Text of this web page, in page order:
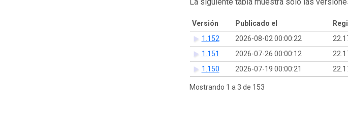
Versión Publicado el
1.152
2026-08-02 00:00:22
1.151
2026-07-26 00:00:12
1.150
2026-07-19 00:00:21
Mostrando 1 a 3 de 153